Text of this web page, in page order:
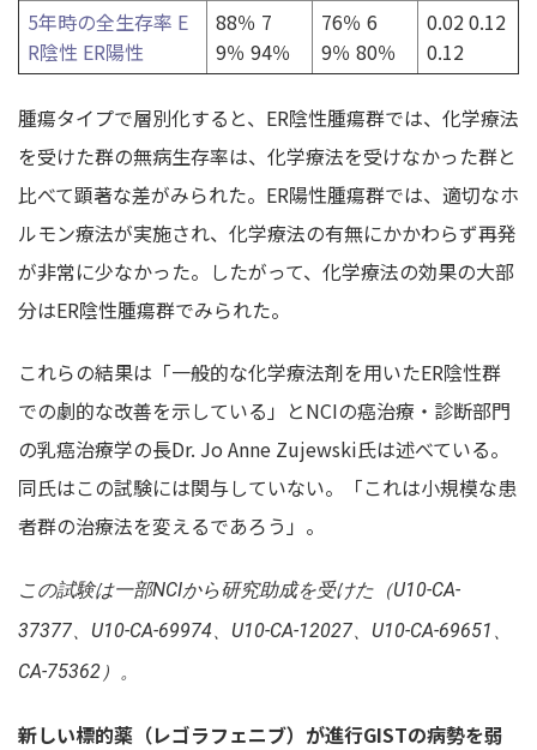
5年時の全生存率 E
R陰性 ER陽性
88％ 7
9％ 94％
76％ 6
9％ 80％
0.02 0.12
0.12
腫瘍タイプで層別化すると、ER陰性腫瘍群では、化学療法
を受けた群の無病生存率は、化学療法を受けなかった群と
比べて顕著な差がみられた。ER陽性腫瘍群では、適切なホ
ルモン療法が実施され、化学療法の有無にかかわらず再発
が非常に少なかった。したがって、化学療法の効果の大部
分はER陰性腫瘍群でみられた。
これらの結果は「一般的な化学療法剤を用いたER陰性群
での劇的な改善を示している」とNCIの癌治療・診断部門
の乳癌治療学の長Dr. Jo Anne Zujewski氏は述べている。
同氏はこの試験には関与していない。「これは小規模な患
者群の治療法を変えるであろう」。
この試験は一部NCIから研究助成を受けた（U10-CA-
37377、U10-CA-69974、U10-CA-12027、U10-CA-69651、
CA-75362）。
新しい標的薬（レゴラフェニブ）が進行GISTの病勢を弱